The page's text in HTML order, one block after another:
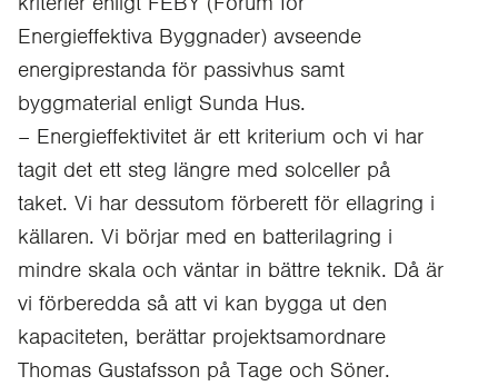
Energieffektiva Byggnader) avseende
energiprestanda för passivhus samt
byggmaterial enligt Sunda Hus.
– Energieffektivitet är ett kriterium och vi har
tagit det ett steg längre med solceller på
taket. Vi har dessutom förberett för ellagring i
källaren. Vi börjar med en batterilagring i
mindre skala och väntar in bättre teknik. Då är
vi förberedda så att vi kan bygga ut den
kapaciteten, berättar projektsamordnare
Thomas Gustafsson på Tage och Söner.